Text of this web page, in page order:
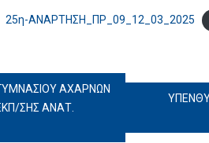
25η-ΑΝΑΡΤΗΣΗ_ΠΡ_09_12_03_2025
ΑΧΑΡΝΩΝ
ΣΗΣ ΑΝΑΤ.